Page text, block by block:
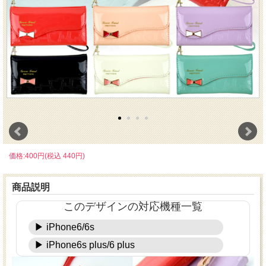
価格:400円(税込 440円)
商品説明
このデザインの対応機種一覧
▶ iPhone6/6s
▶ iPhone6s plus/6 plus